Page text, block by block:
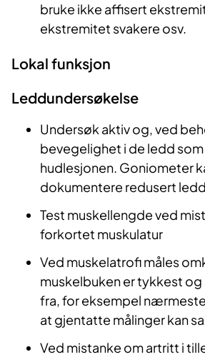
bruke ikke affisert
ekstremitet svakere osv.
Lokal funksjon
Leddundersøkelse
Undersøk aktiv og, ved
bevegelighet i de ledd som
hudlesjonen. Goniometer
dokumentere redusert
Test muskellengde ved
forkortet muskulatur
Ved muskelatrofi måles
muskelbuken er tykkest
fra, for eksempel
at gjentatte målinger kan
Ved mistanke om artritt i